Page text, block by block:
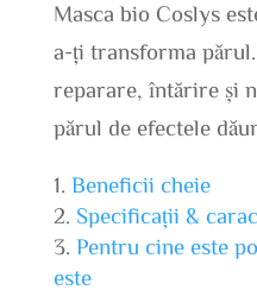
Masca bio Coslys
a-ți transforma părul.
reparare, întărire și
părul de efectele
Beneficii cheie
Specificații &
Pentru cine este
este